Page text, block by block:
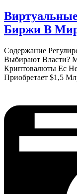
Биржи В
Содержание
Выбирают Власти?
Криптовалюты Ес
Приобретает $1,5